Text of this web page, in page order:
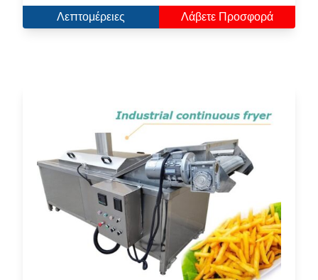
Λεπτομέρειες Λάβετε Προσφορά